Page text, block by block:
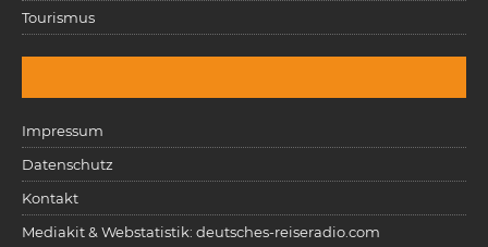
Tourismus
Impressum
Datenschutz
Kontakt
Mediakit & Webstatistik: deutsches-reiseradio.com